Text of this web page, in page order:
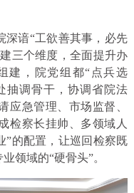
深谙“工欲善其事，必先
三个维度，全面提升办
建，院党组都“点兵选
调骨干，协调省院法
应急管理、市场监督、
检察长挂帅、多领域人
”的配置，让巡回检察既
领域的“硬骨头”。